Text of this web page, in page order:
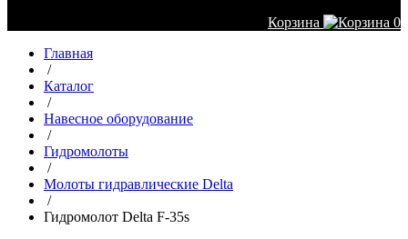
Корзина
0
Главная
/
Каталог
/
Навесное оборудование
/
Гидромолоты
/
Молоты гидравлические Delta
/
Гидромолот Delta F-35s